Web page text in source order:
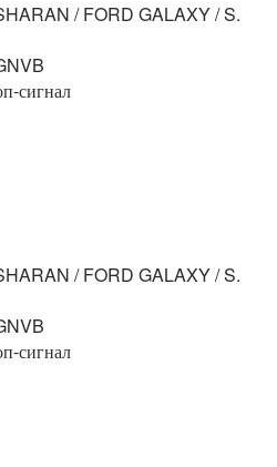
/ FORD GALAXY / S.
сигнал
/ FORD GALAXY / S.
сигнал